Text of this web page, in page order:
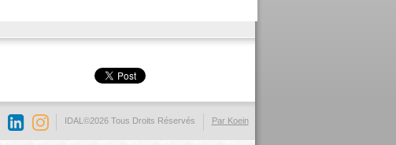
Par Koein
IDAL©2026 Tous Droits Réservés